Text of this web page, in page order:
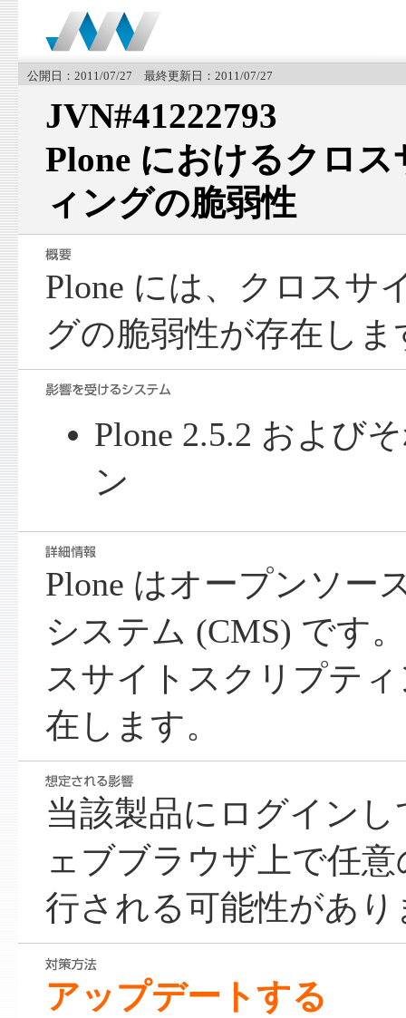
公開日：2011/07/27 最終更新日：2011/07/27
JVN#41222793
Plone におけるクロ
ィングの脆弱性
Plone には、クロスサ
グの脆弱性が存在しま
Plone 2.5.2 および
ン
Plone はオープンソー
システム (CMS) です
スサイトスクリプテ
在します。
当該製品にログイン
ェブブラウザ上で任
行される可能性があり
アップデートする